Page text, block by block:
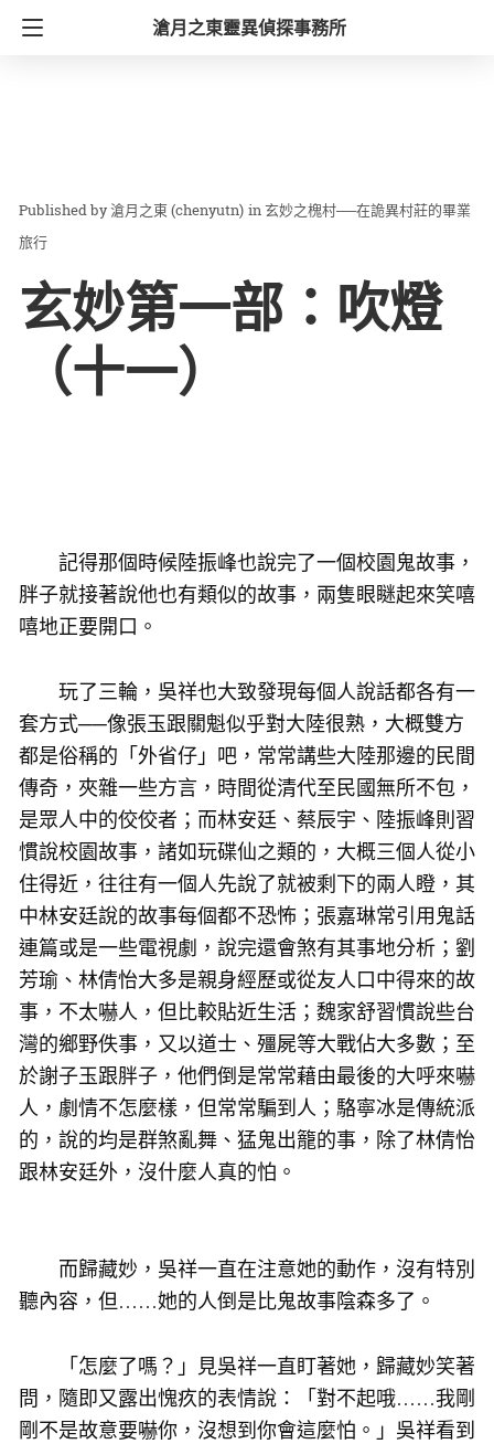
滄月之東靈異偵探事務所
滄月之東 (chenyutn) in玄妙之槐村──在詭異村莊的畢業
旅行
玄妙第一部：吹燈
（十一）
記得那個時候陸振峰也說完了一個校園鬼故事，
胖子就接著說他也有類似的故事，兩隻眼瞇起來笑嘻
嘻地正要開口。
玩了三輪，吳祥也大致發現每個人說話都各有一
套方式──像張玉跟關魁似乎對大陸很熟，大概雙方
都是俗稱的「外省仔」吧，常常講些大陸那邊的民間
傳奇，夾雜一些方言，時間從清代至民國無所不包，
是眾人中的佼佼者；而林安廷、蔡辰宇、陸振峰則習
慣說校園故事，諸如玩碟仙之類的，大概三個人從小
住得近，往往有一個人先說了就被剩下的兩人瞪，其
中林安廷說的故事每個都不恐怖；張嘉琳常引用鬼話
連篇或是一些電視劇，說完還會煞有其事地分析；劉
芳瑜、林倩怡大多是親身經歷或從友人口中得來的故
事，不太嚇人，但比較貼近生活；魏家舒習慣說些台
灣的鄉野佚事，又以道士、殭屍等大戰佔大多數；至
於謝子玉跟胖子，他們倒是常常藉由最後的大呼來嚇
人，劇情不怎麼樣，但常常騙到人；駱寧冰是傳統派
的，說的均是群煞亂舞、猛鬼出籠的事，除了林倩怡
跟林安廷外，沒什麼人真的怕。
而歸藏妙，吳祥一直在注意她的動作，沒有特別
聽內容，但……她的人倒是比鬼故事陰森多了。
「怎麼了嗎？」見吳祥一直盯著她，歸藏妙笑著
問，隨即又露出愧疚的表情說：「對不起哦……我剛
剛不是故意要嚇你，沒想到你會這麼怕。」吳祥看到